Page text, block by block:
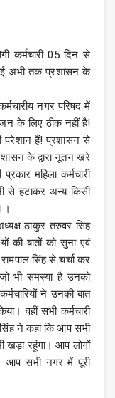
कर्मचारी 05 दिन से
अभी तक प्रशासन के
नगर परिषद में
के लिए ठीक नहीं है!
परेशान हैं! प्रशासन से
के द्वारा नूतन खरे
महिला कर्मचारी
से हटाकर अन्य किसी
।
ठाकुर तरुवर सिंह
की बातों को सुना एवं
सिंह से चर्चा कर
भी समस्या है उनको
ने उनकी बात
वहीं सभी कर्मचारी
ने कहा कि आप सभी
खड़ा रहूंगा। आप लोगों
आप सभी नगर में पूरी